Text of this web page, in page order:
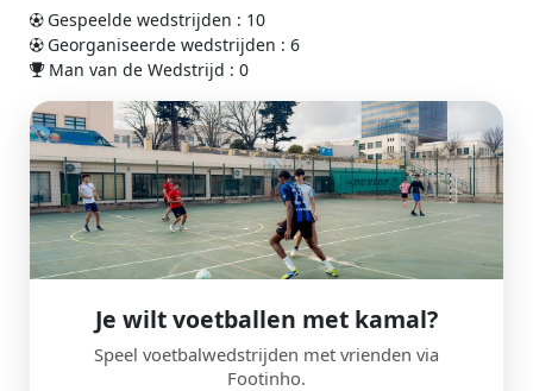
Gespeelde wedstrijden : 10
Georganiseerde wedstrijden : 6
Man van de Wedstrijd : 0
Je wilt voetballen met kamal?
Speel voetbalwedstrijden met vrienden via
Footinho.